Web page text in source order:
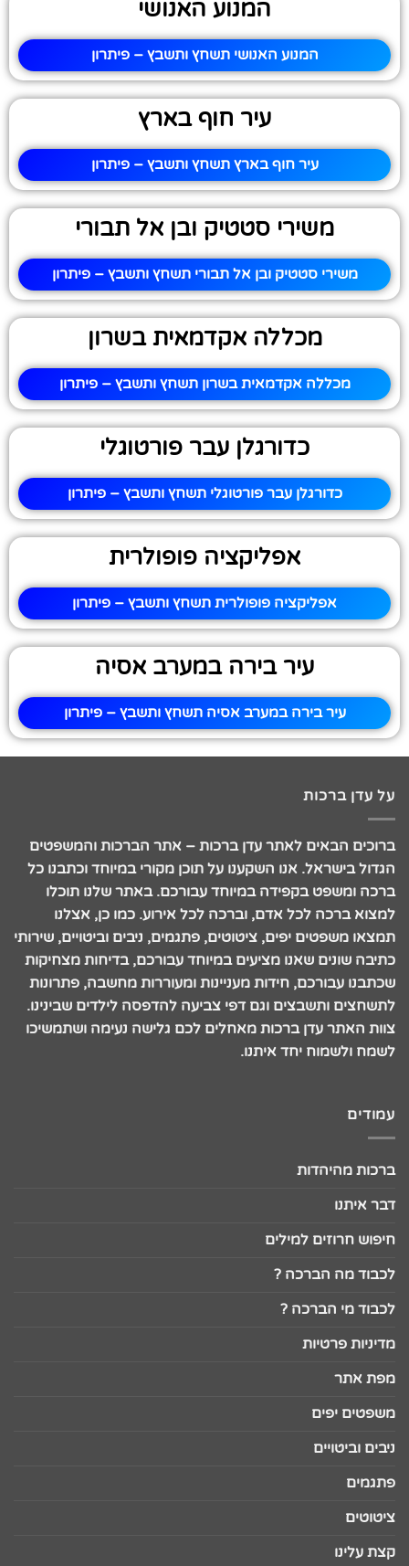
המנוע האנושי
המנוע האנושי תשחץ ותשבץ – פיתרון
עיר חוף בארץ
עיר חוף בארץ תשחץ ותשבץ – פיתרון
משירי סטטיק ובן אל תבורי
משירי סטטיק ובן אל תבורי תשחץ ותשבץ – פיתרון
מכללה אקדמאית בשרון
מכללה אקדמאית בשרון תשחץ ותשבץ – פיתרון
כדורגלן עבר פורטוגלי
כדורגלן עבר פורטוגלי תשחץ ותשבץ – פיתרון
אפליקציה פופולרית
אפליקציה פופולרית תשחץ ותשבץ – פיתרון
עיר בירה במערב אסיה
עיר בירה במערב אסיה תשחץ ותשבץ – פיתרון
על עדן ברכות
ברוכים הבאים לאתר עדן ברכות – אתר הברכות והמשפטים
הגדול בישראל. אנו השקענו על תוכן מקורי במיוחד וכתבנו כל
ברכה ומשפט בקפידה במיוחד עבורכם. באתר שלנו תוכלו
למצוא ברכה לכל אדם, וברכה לכל אירוע. כמו כן, אצלנו
תמצאו משפטים יפים, ציטוטים, פתגמים, ניבים וביטויים, שירותי
כתיבה שונים שאנו מציעים במיוחד עבורכם, בדיחות מצחיקות
שכתבנו עבורכם, חידות מעניינות ומעוררות מחשבה, פתרונות
לתשחצים ותשבצים וגם דפי צביעה להדפסה לילדים שבינינו.
צוות האתר עדן ברכות מאחלים לכם גלישה נעימה ושתמשיכו
לשמח ולשמוח יחד איתנו.
עמודים
ברכות מהיהדות
דבר איתנו
חיפוש חרוזים למילים
לכבוד מה הברכה ?
לכבוד מי הברכה ?
מדיניות פרטיות
מפת אתר
משפטים יפים
ניבים וביטויים
פתגמים
ציטוטים
קצת עלינו